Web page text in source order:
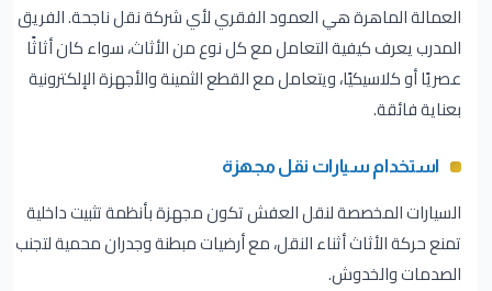
العمالة الماهرة هي العمود الفقري لأي شركة نقل ناجحة. الفريق
المدرب يعرف كيفية التعامل مع كل نوع من الأثاث، سواء كان أثاثًا
عصريًا أو كلاسيكيًا، ويتعامل مع القطع الثمينة والأجهزة الإلكترونية
بعناية فائقة.
استخدام سيارات نقل مجهزة
السيارات المخصصة لنقل العفش تكون مجهزة بأنظمة تثبيت داخلية
تمنع حركة الأثاث أثناء النقل، مع أرضيات مبطنة وجدران محمية لتجنب
الصدمات والخدوش.